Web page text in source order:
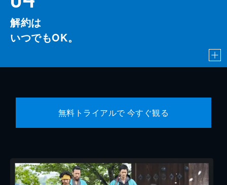
解約は
いつでもOK。
無料トライアルで 今すぐ観る